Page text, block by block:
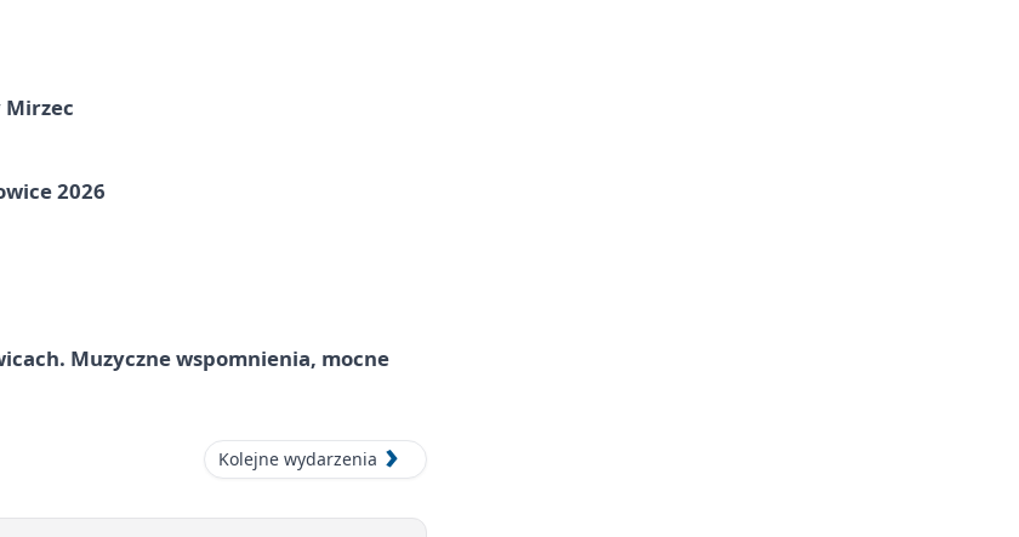
Mirzec
2026
Muzyczne wspomnienia, mocne
Kolejne wydarzenia